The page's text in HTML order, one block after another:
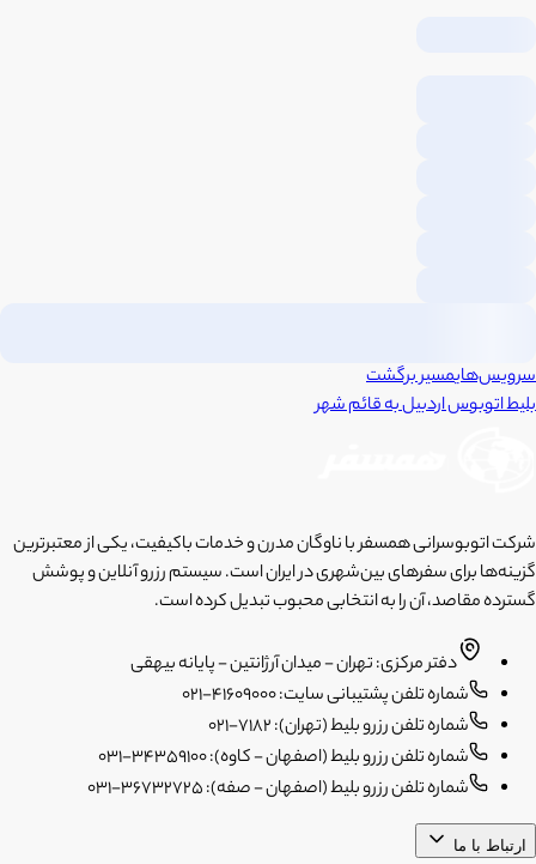
سرویس‌هایمسیر برگشت
بلیط اتوبوساردبیلبهقائم شهر
شرکت اتوبوسرانی همسفر با ناوگان مدرن و خدمات باکیفیت، یکی از معتبرترین
گزینه‌ها برای سفرهای بین‌شهری در ایران است. سیستم رزرو آنلاین و پوشش
گسترده مقاصد، آن را به انتخابی محبوب تبدیل کرده است.
دفتر مرکزی: تهران - میدان آرژانتین - پایانه بیهقی
شماره تلفن پشتیبانی سایت: 41609000-021
شماره تلفن رزرو بلیط (تهران): 7182-021
شماره تلفن رزرو بلیط (اصفهان - کاوه): 34359100-031
شماره تلفن رزرو بلیط (اصفهان - صفه): 36732725-031
ارتباط با ما